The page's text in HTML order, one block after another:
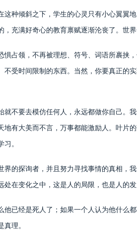
倾斜之下，学生的心灵只有小心翼翼
充满好奇心的教育禀赋逐渐沦丧了。世界
领，不再被理想、符号、词语所裹挟
受时间限制的东西。当然，你要真正
要去模仿任何人，永远都做你自己。
有大美而不言，万事都能激励人。叶
。
探询者，并且努力寻找事情的真相，
在变化之中，这是人的局限，也是人的发
经是死人了；如果一个人认为他什么
理。